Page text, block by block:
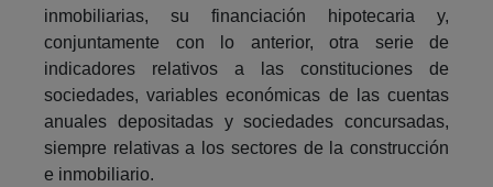
inmobiliarias, su financiación hipotecaria y,
conjuntamente con lo anterior, otra serie de
indicadores relativos a las constituciones de
sociedades, variables económicas de las cuentas
anuales depositadas y sociedades concursadas,
siempre relativas a los sectores de la construcción
e inmobiliario.